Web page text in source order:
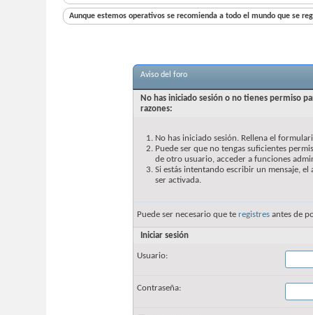
Aunque estemos operativos se recomienda a todo el mundo que se
Aviso del foro
No has iniciado sesión o no tienes permiso
razones:
No has iniciado sesión. Rellena el
Puede ser que no tengas suficientes
de otro usuario, acceder a funciones
Si estás intentando escribir un mensaje,
ser activada.
Puede ser necesario que te registres antes de
Iniciar sesión
Usuario:
Contraseña: